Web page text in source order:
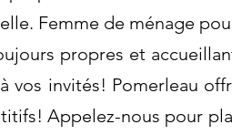
Femme de ménage
propres et
vos invités! Pomerleau
Appelez-nous pour